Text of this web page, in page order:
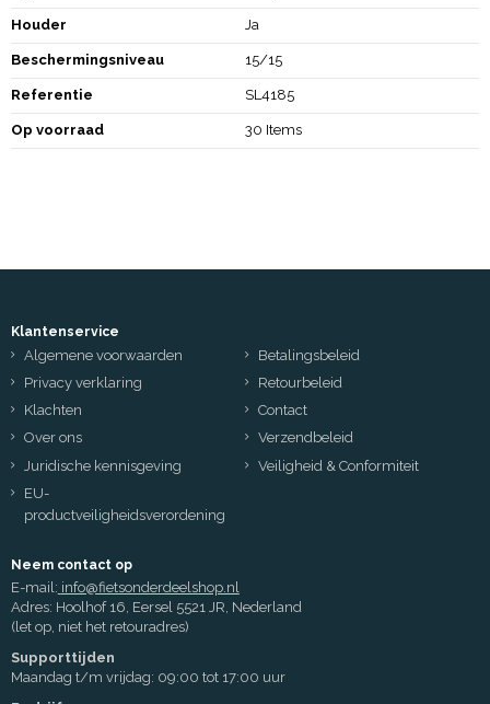
Houder Ja
Beschermingsniveau 15/15
Referentie SL4185
Op voorraad 30 Items
Klantenservice
Algemene voorwaarden
Betalingsbeleid
Privacy verklaring
Retourbeleid
Klachten
Contact
Over ons
Verzendbeleid
Juridische kennisgeving
Veiligheid & Conformiteit
EU-
productveiligheidsverordening
Neem contact op
E-mail: info@fietsonderdeelshop.nl
Adres: Hoolhof 16, Eersel 5521 JR, Nederland
(let op, niet het retouradres)
Supporttijden
Maandag t/m vrijdag: 09:00 tot 17:00 uur